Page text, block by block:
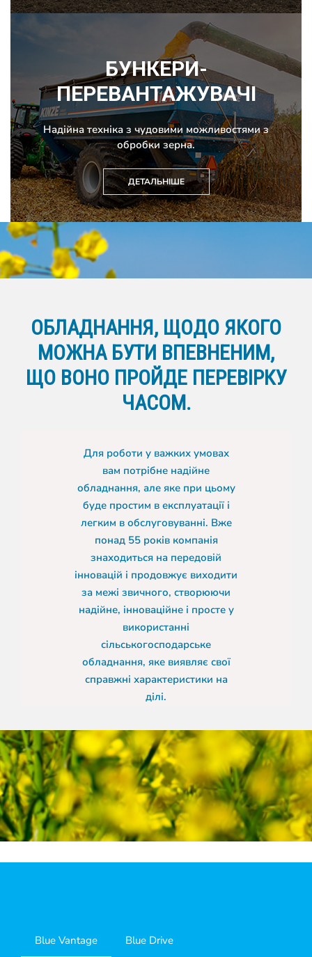
БУНКЕРИ-
ПЕРЕВАНТАЖУВАЧІ
Надійна техніка з чудовими можливостями з
обробки зерна.
ДЕТАЛЬНІШЕ
ОБЛАДНАННЯ, ЩОДО ЯКОГО
МОЖНА БУТИ ВПЕВНЕНИМ,
ЩО ВОНО ПРОЙДЕ ПЕРЕВІРКУ
ЧАСОМ.
Для роботи у важких умовах
вам потрібне надійне
обладнання, але яке при цьому
буде простим в експлуатації і
легким в обслуговуванні. Вже
понад 55 років компанія
знаходиться на передовій
інновацій і продовжує виходити
за межі звичного, створюючи
надійне, інноваційне і просте у
використанні
сільськогосподарське
обладнання, яке виявляє свої
справжні характеристики на
ділі.
Blue Vantage Blue Drive